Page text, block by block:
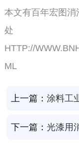
本文有百年宏图消
处
HTTP://
ML
上一篇： 涂料工
下一篇： 光漆用